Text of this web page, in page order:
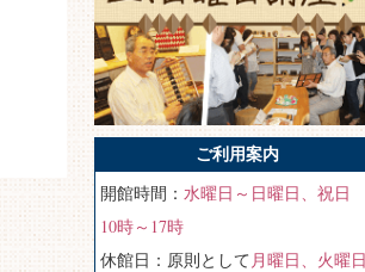
ご利用案内
開館時間：水曜日～日曜日、祝日
10時～17時
休館日：原則として月曜日、火曜日